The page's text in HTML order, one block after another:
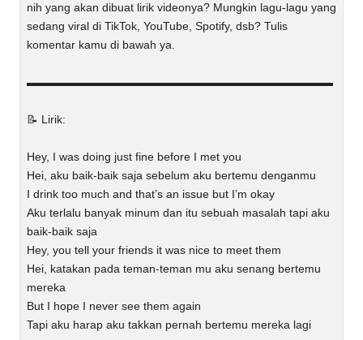
nih yang akan dibuat lirik videonya? Mungkin lagu-lagu yang
sedang viral di TikTok, YouTube, Spotify, dsb? Tulis
komentar kamu di bawah ya.
▬▬▬▬▬▬▬▬▬▬▬▬▬▬▬▬▬▬▬▬▬▬▬▬▬▬▬
📝 Lirik:
Hey, I was doing just fine before I met you
Hei, aku baik-baik saja sebelum aku bertemu denganmu
I drink too much and that’s an issue but I’m okay
Aku terlalu banyak minum dan itu sebuah masalah tapi aku
baik-baik saja
Hey, you tell your friends it was nice to meet them
Hei, katakan pada teman-teman mu aku senang bertemu
mereka
But I hope I never see them again
Tapi aku harap aku takkan pernah bertemu mereka lagi